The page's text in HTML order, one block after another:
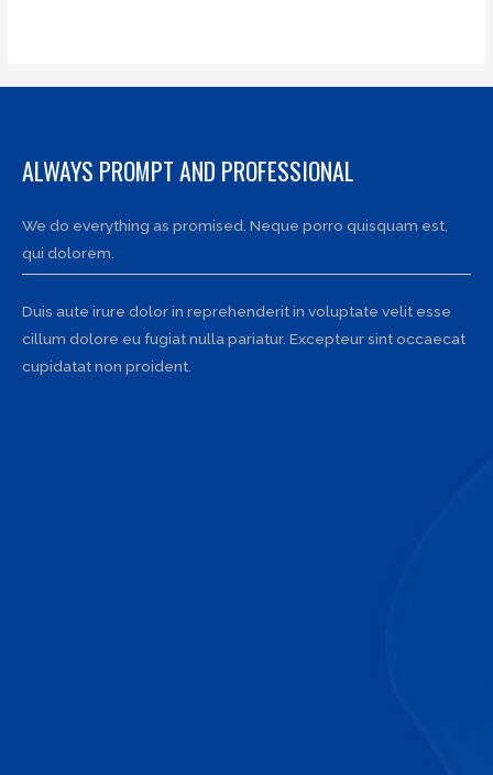
ALWAYS PROMPT AND PROFESSIONAL
We do everything as promised. Neque porro quisquam est,
qui dolorem.
Duis aute irure dolor in reprehenderit in voluptate velit esse
cillum dolore eu fugiat nulla pariatur. Excepteur sint occaecat
cupidatat non proident.